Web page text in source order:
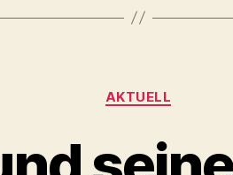
Kategorien
AKTUELL